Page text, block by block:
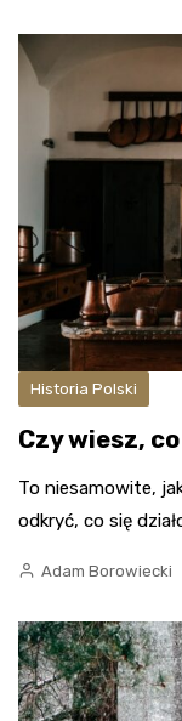
Historia Polski
Czy wiesz,
To niesamowite,
odkryć, co się
Adam Borowiecki